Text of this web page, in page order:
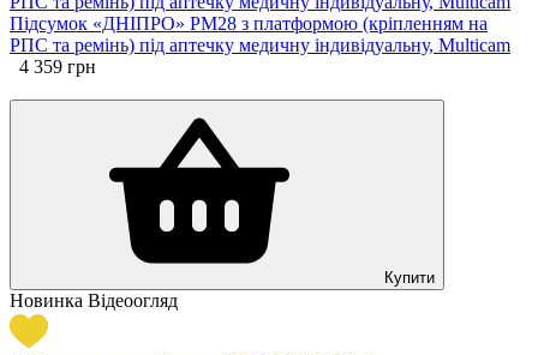
Підсумок «ДНІПРО» PM28 з платформою (кріпленням на
РПС та ремінь) під аптечку медичну індивідуальну, Multicam
4 359 грн
Купити
Новинка Відеоогляд